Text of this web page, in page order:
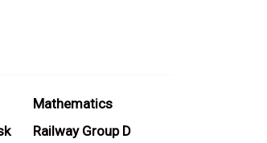
Mathematics
Railway Group D